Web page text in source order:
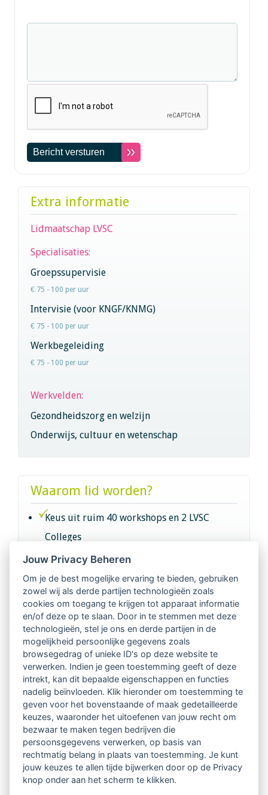
Extra informatie
Lidmaatschap LVSC
Specialisaties:
Groepssupervisie
€ 75 - 100 per uur
Intervisie (voor KNGF/KNMG)
€ 75 - 100 per uur
Werkbegeleiding
€ 75 - 100 per uur
Werkvelden:
Gezondheidszorg en welzijn
Onderwijs, cultuur en wetenschap
Waarom lid worden?
Keus uit ruim 40 workshops en 2 LVSC
Colleges
Intervisie met geregistreerde vakgenoten
Netwerk van 2100 professionals in 14
regio's
Vindbaar voor opdrachtgevers
Tijdschrift voor
Begeleidingskunde & kennisbank
Beroepsregistratie (LVSC keurmerk)
Lid worden van LVSC
Jouw Privacy Beheren
Om je de best mogelijke ervaring te bieden, gebruiken
zowel wij als derde partijen technologieën zoals
cookies om toegang te krijgen tot apparaat informatie
en/of deze op te slaan. Door in te stemmen met deze
technologieën, stel je ons en derde partijen in de
mogelijkheid persoonlijke gegevens zoals
browsegedrag of unieke ID's op deze website te
verwerken. Indien je geen toestemming geeft of deze
intrekt, kan dit bepaalde eigenschappen en functies
nadelig beïnvloeden. Klik hieronder om toestemming te
geven voor het bovenstaande of maak gedetailleerde
keuzes, waaronder het uitoefenen van jouw recht om
bezwaar te maken tegen bedrijven die
persoonsgegevens verwerken, op basis van
rechtmatig belang in plaats van toestemming. Je kunt
jouw keuzes te allen tijde bijwerken door op de Privacy
knop onder aan het scherm te klikken.